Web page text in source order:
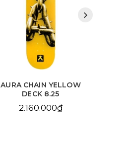
AURA CHAIN YELLOW
DECK 8.25
2.160.000₫